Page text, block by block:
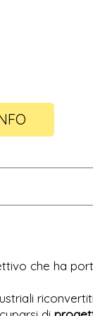
che ha
riconvertiti,